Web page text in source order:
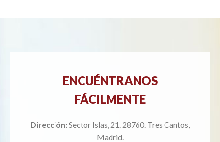
ENCUÉNTRANOS
FÁCILMENTE
Dirección:Sector Islas, 21. 28760. Tres Cantos,
Madrid.